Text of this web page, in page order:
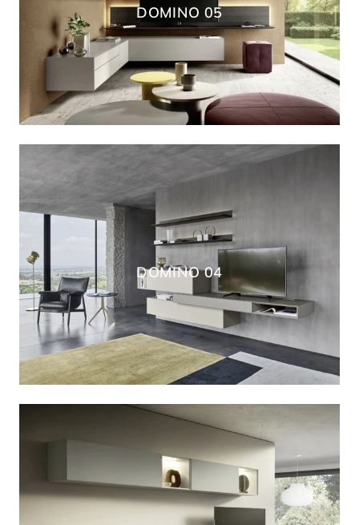
DOMINO 05
DOMINO 04